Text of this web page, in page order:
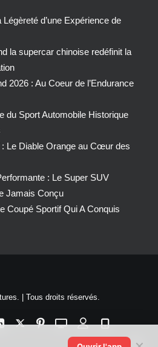
d’une Expérience de
la supercar chinoise redéfinit la
2026 : Au Coeur de l’Endurance
du Sport Automobile Historique
Le Diable Orange au Cœur des
: Le Super SUV
Jamais Conçu
Coupé Sportif Qui A Conquis
| Tous droits réservés.